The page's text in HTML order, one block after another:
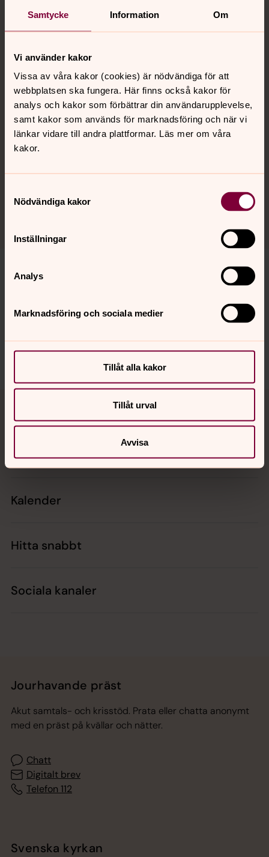
Samtycke Information Om
Vi använder kakor
Vissa av våra kakor (cookies) är nödvändiga för att
webbplatsen ska fungera. Här finns också kakor för
analys och kakor som förbättrar din användarupplevelse,
samt kakor som används för marknadsföring och när vi
länkar vidare till andra plattformar. Läs mer om våra
kakor.
Nödvändiga kakor
Inställningar
Analys
Marknadsföring och sociala medier
Tillåt alla kakor
Tillåt urval
Avvisa
sägs att ålder inte spelar någon roll – precis så är det! Vi
träffas, ung som äldre, med olika erfarenheter och
Man behöver inga förkunskaper alls för att delta! Vi
lagar/förbereder en god och enkel måltid tillsammans
och har mycket trevligt under tiden.
innehåll?
Dela
Tillbaka till toppen
Tillbaka till innehållet
Kontakt
Kalender
Hitta snabbt
Sociala kanaler
Jourhavande präst
Akut samtals- och krisstöd. Prata eller chatta anonymt
med en präst på kvällar och nätter.
Chatt
Digitalt brev
Telefon 112
Svenska kyrkan